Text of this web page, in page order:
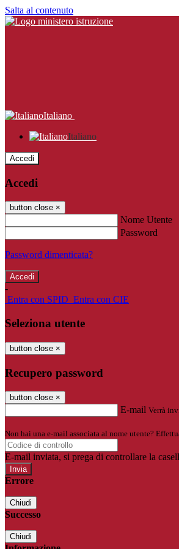
Salta al contenuto
Italiano
Italiano
Accedi
Accedi
button close ×
Nome Utente
Password
Password dimenticata?
-
Entra con SPID Entra con CIE
Seleziona utente
button close ×
Recupero password
button close ×
E-mail Verrà
Non hai una e-mail associata al nome utente?
E-mail inviata, si prega di controllare la
Errore
Chiudi
Successo
Chiudi